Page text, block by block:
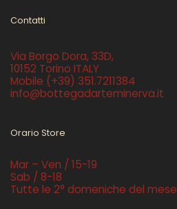
Contatti
Via Borgo Dora, 33D,
10152 Torino ITALY
Mobile (+39) 351.7211384
info@bottegadarteminerva.it
Orario Store
Mar – Ven / 15-19
Sab / 8-18
Tutte le 2° domeniche del mese